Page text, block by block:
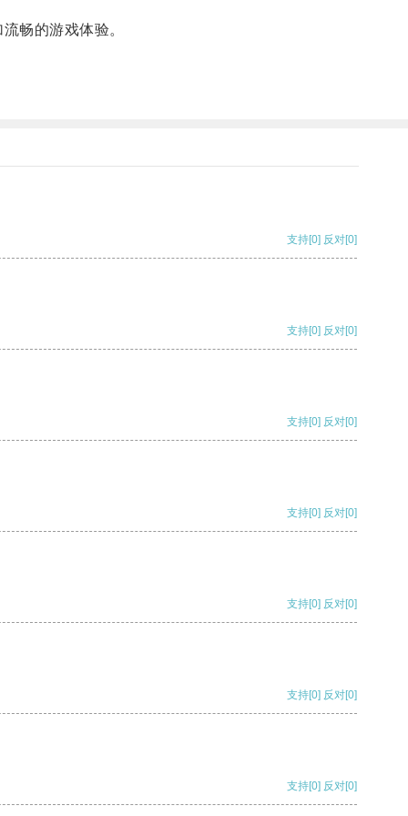
畅的游戏体验。
支持[0] 反对[0]
支持[0] 反对[0]
支持[0] 反对[0]
支持[0] 反对[0]
支持[0] 反对[0]
支持[0] 反对[0]
支持[0] 反对[0]